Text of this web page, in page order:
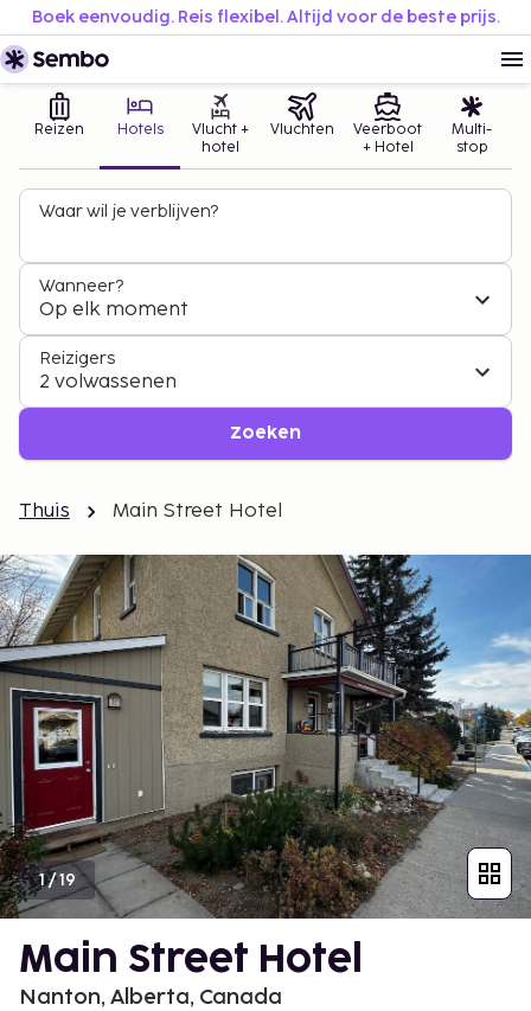
Boek eenvoudig. Reis flexibel. Altijd voor de beste prijs.
Reizen Hotels
Vlucht +
hotel
Vluchten
Veerboot
+ Hotel
Multi-
stop
Waar wil je verblijven?
Wanneer?
Op elk moment
Reizigers
2 volwassenen
Zoeken
Thuis Main Street Hotel
1/19
Main Street Hotel
Nanton, Alberta, Canada